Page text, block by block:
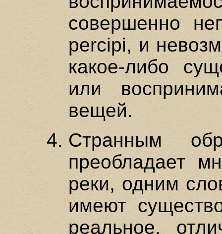
совершенно
percipi, и
какое-либо
или
вещей.
Странным
преобладает
реки, одним
имеют
реальное,